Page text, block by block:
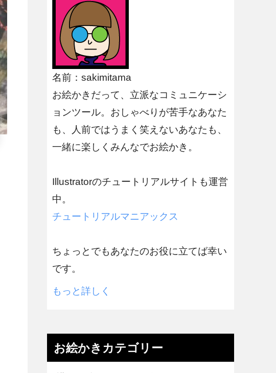
名前：sakimitama
お絵かきだって、立派なコミュニケーシ
ョンツール。おしゃべりが苦手なあなた
も、人前ではうまく笑えないあなたも、
一緒に楽しくみんなでお絵かき。
Illustratorのチュートリアルサイトも運営
中。
チュートリアルマニアックス
ちょっとでもあなたのお役に立てば幸い
です。
もっと詳しく
お絵かきカテゴリー